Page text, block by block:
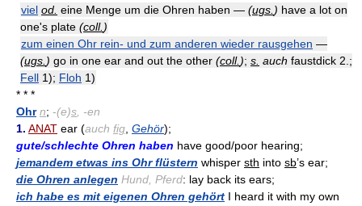
viel od. eine Menge um die Ohren haben — (ugs. ) have a lot on
one's plate (coll. )
zum einen Ohr rein- und zum anderen wieder rausgehen —
(ugs. ) go in one ear and out the other (coll. ); s. auch faustdick 2.;
Fell 1); Floh 1)
* * *
Ohr n; -(e)s , -en
1. ANAT ear (auch fig Gehör);
gute/schlechte Ohren haben have good/poor hearing;
jemandem etwas ins Ohr flüstern whisper sth into sb’s ear;
die Ohren anlegen Hund, Pferd: lay back its ears;
ich habe es mit eigenen Ohren gehört I heard it with my own